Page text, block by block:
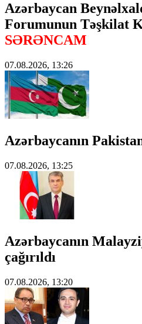
Azərbaycan
Forumunun Təşkilat
SƏRƏNCAM
07.08.2026, 13:26
Azərbaycanın
07.08.2026, 13:25
Azərbaycanın
çağırıldı
07.08.2026, 13:20